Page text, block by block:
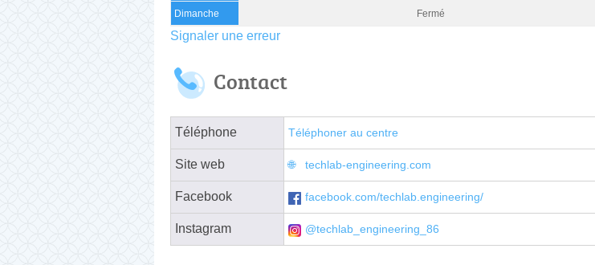
Dimanche Fermé
Signaler une erreur
Contact
Téléphone Téléphoner au centre
Site web techlab-engineering.com
Facebook facebook.com/techlab.engineering/
Instagram @techlab_engineering_86